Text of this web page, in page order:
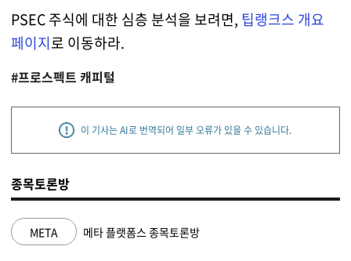
PSEC 주식에 대한 심층 분석을 보려면, 팁랭크스 개요
페이지로 이동하라.
#프로스펙트 캐피털
이 기사는 AI로 번역되어 일부 오류가 있을 수 있습니다.
종목토론방
NVDA 엔비디아 종목토론방